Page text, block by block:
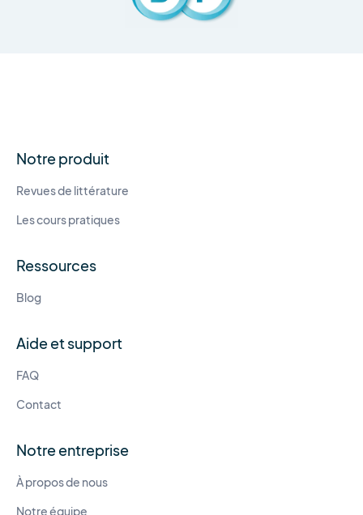
Notre produit
Revues de littérature
Les cours pratiques
Ressources
Blog
Aide et support
FAQ
Contact
Notre entreprise
À propos de nous
Notre équipe